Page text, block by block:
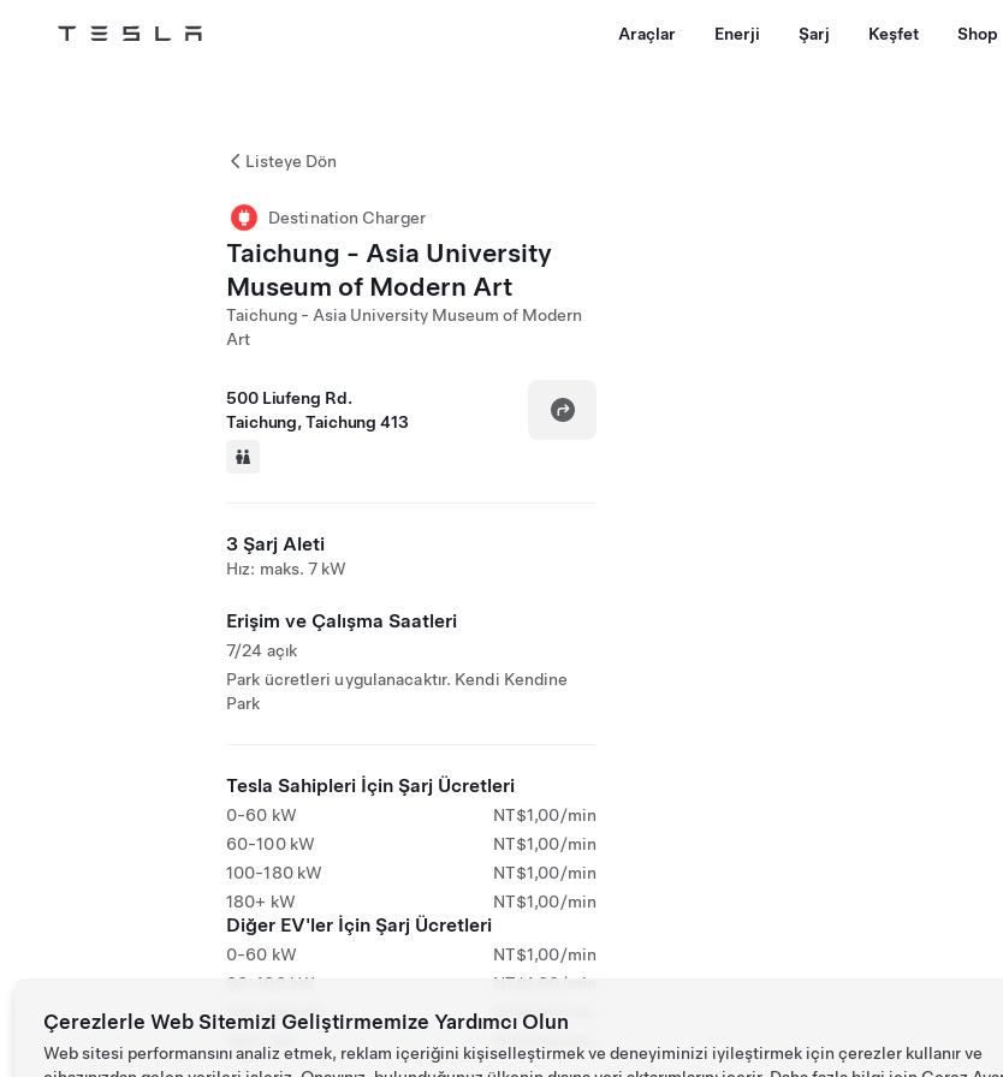
Tesla Araçlar Enerji Şarj Keşfet Shop
Listeye Dön
Destination Charger
Taichung - Asia University
Museum of Modern Art
Taichung - Asia University Museum of Modern
Art
500 Liufeng Rd.
Taichung, Taichung 413
3 Şarj Aleti
Hız: maks. 7 kW
Erişim ve Çalışma Saatleri
7/24 açık
Park ücretleri uygulanacaktır. Kendi Kendine
Park
Tesla Sahipleri İçin Şarj Ücretleri
0-60 kW
NT$1,00/min
60-100 kW
NT$1,00/min
100-180 kW
NT$1,00/min
180+ kW
NT$1,00/min
Diğer EV'ler İçin Şarj Ücretleri
0-60 kW
NT$1,00/min
60-100 kW
NT$1,00/min
100-180 kW
NT$1,00/min
Çerezlerle Web Sitemizi Geliştirmemize Yardımcı Olun
Web sitesi performansını analiz etmek, reklam içeriğini kişiselleştirmek ve deneyiminizi iyileştirmek için çerezler kullanır ve